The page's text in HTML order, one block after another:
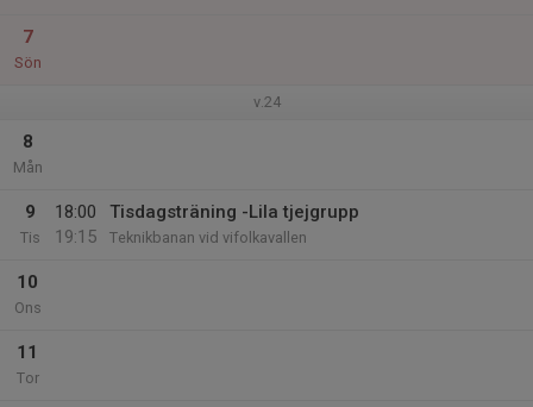
7
Sön
v.24
8
Mån
9
Tis
18:00
19:15
Tisdagsträning -Lila tjejgrupp
Teknikbanan vid vifolkavallen
10
Ons
11
Tor